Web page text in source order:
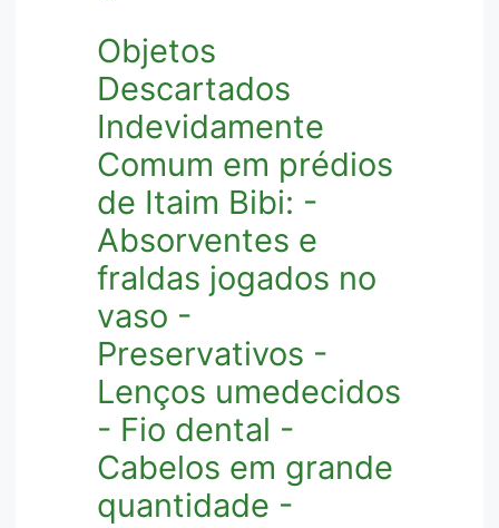
Objetos
Descartados
Indevidamente
Comum em prédios
de Itaim Bibi: -
Absorventes e
fraldas jogados no
vaso -
Preservativos -
Lenços umedecidos
- Fio dental -
Cabelos em grande
quantidade -